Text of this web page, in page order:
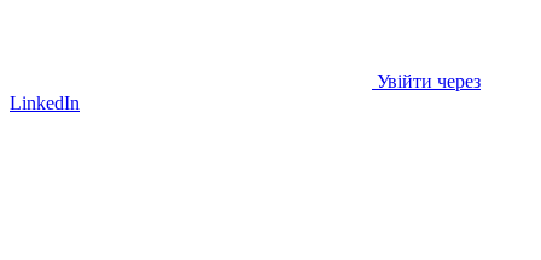
Увійти через
LinkedIn